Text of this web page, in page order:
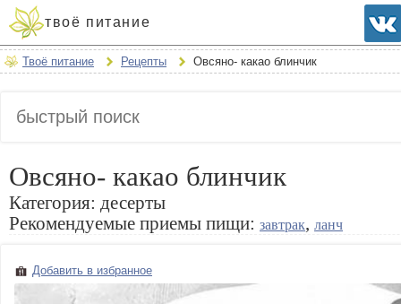
твоё питание
Твоё питание Рецепты Овсяно- какао блинчик
Овсяно- какао блинчик
Категория: десерты
Рекомендуемые приемы пищи: завтрак, ланч
Добавить в избранное